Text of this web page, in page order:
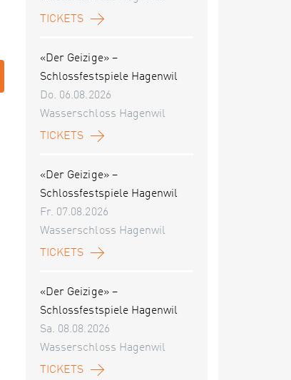
TICKETS
«Der Geizige» –
Schlossfestspiele Hagenwil
Do. 06.08.2026
Wasserschloss Hagenwil
TICKETS
«Der Geizige» –
Schlossfestspiele Hagenwil
Fr. 07.08.2026
Wasserschloss Hagenwil
TICKETS
«Der Geizige» –
Schlossfestspiele Hagenwil
Sa. 08.08.2026
Wasserschloss Hagenwil
TICKETS